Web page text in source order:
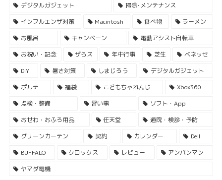
デジタルガジェット
掃除･メンテナンス
インフルエンザ対策
Macintosh 食べ物
ラーメン
お風呂
キャンペーン
電動アシスト自転車
お祝い・記念
ザらス 年中行事 芝生
ベネッセ
DIY
暑さ対策 しまじろう
デジタルガジェット
ポルテ
福袋 こどもちゃれんじ
Xbox360
点検・整備
習い事
ソフト・App
おせわ・おふろ用品
任天堂
通院・検診・予防
グリーンカーテン
契約 カレンダー
Dell
BUFFALO
クロックス レビュー
アンパンマン
ヤマダ電機